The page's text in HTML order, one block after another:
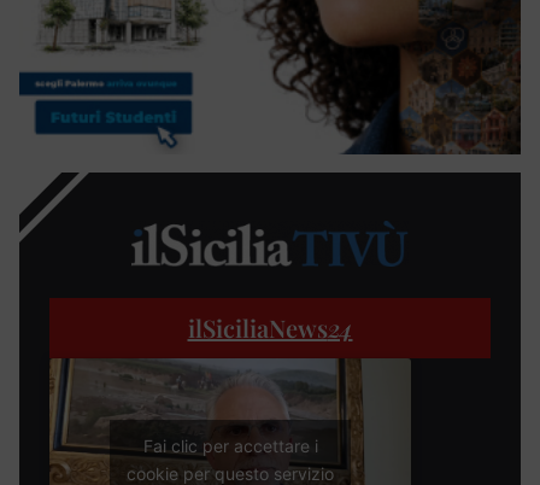
ilSiciliaNews24
Fai clic per accettare i
cookie per questo servizio